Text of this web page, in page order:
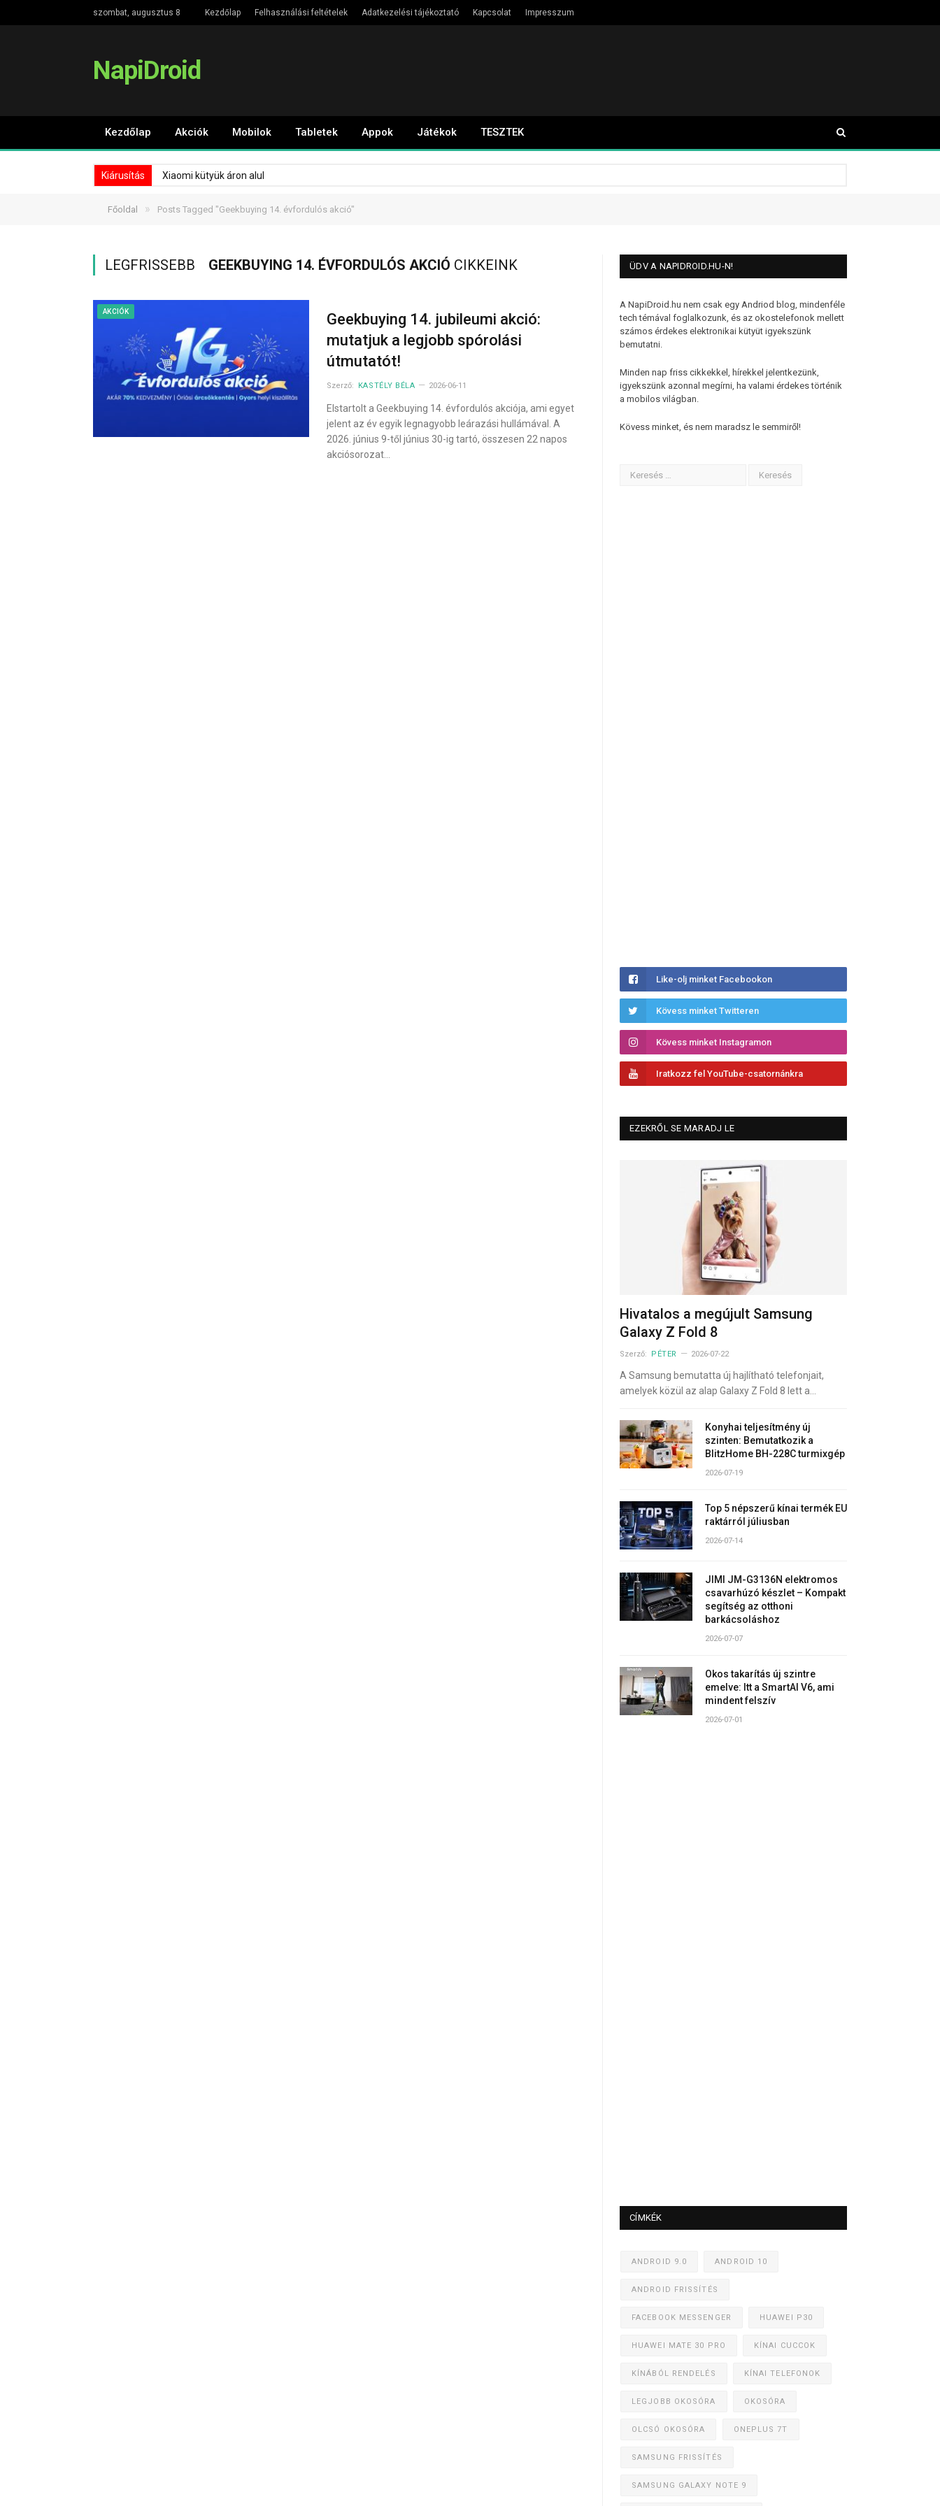
szombat, augusztus 8 Kezdőlap Felhasználási feltételek Adatkezelési tájékoztató Kapcsolat Impresszum
NapiDroid
Kezdőlap Akciók Mobilok Tabletek Appok Játékok TESZTEK
Kiárusítás Xiaomi kütyük áron alul
Főoldal » Posts Tagged "Geekbuying 14. évfordulós akció"
LEGFRISSEBB GEEKBUYING 14. ÉVFORDULÓS AKCIÓ CIKKEINK
AKCIÓK
Geekbuying 14. jubileumi akció:
mutatjuk a legjobb spórolási
útmutatót!
Szerző: KASTÉLY BÉLA 2026-06-11
Elstartolt a Geekbuying 14. évfordulós akciója, ami egyet
jelent az év egyik legnagyobb leárazási hullámával. A
2026. június 9-től június 30-ig tartó, összesen 22 napos
akciósorozat…
ÜDV A NAPIDROID.HU-N!
A NapiDroid.hu nem csak egy Andriod blog, mindenféle
tech témával foglalkozunk, és az okostelefonok mellett
számos érdekes elektronikai kütyüt igyekszünk
bemutatni.
Minden nap friss cikkekkel, hírekkel jelentkezünk,
igyekszünk azonnal megírni, ha valami érdekes történik
a mobilos világban.
Kövess minket, és nem maradsz le semmiről!
Like-olj minket Facebookon
Kövess minket Twitteren
Kövess minket Instagramon
Iratkozz fel YouTube-csatornánkra
EZEKRŐL SE MARADJ LE
Hivatalos a megújult Samsung
Galaxy Z Fold 8
Szerző: PÉTER 2026-07-22
A Samsung bemutatta új hajlítható telefonjait,
amelyek közül az alap Galaxy Z Fold 8 lett a…
Konyhai teljesítmény új
szinten: Bemutatkozik a
BlitzHome BH-228C turmixgép
2026-07-19
Top 5 népszerű kínai termék EU
raktárról júliusban
2026-07-14
JIMI JM-G3136N elektromos
csavarhúzó készlet – Kompakt
segítség az otthoni
barkácsoláshoz
2026-07-07
Okos takarítás új szintre
emelve: Itt a SmartAI V6, ami
mindent felszív
2026-07-01
CÍMKÉK
ANDROID 9.0 ANDROID 10
ANDROID FRISSÍTÉS
FACEBOOK MESSENGER HUAWEI P30
HUAWEI MATE 30 PRO KÍNAI CUCCOK
KÍNÁBÓL RENDELÉS KÍNAI TELEFONOK
LEGJOBB OKOSÓRA OKOSÓRA
OLCSÓ OKOSÓRA ONEPLUS 7T
SAMSUNG FRISSÍTÉS
SAMSUNG GALAXY NOTE 9